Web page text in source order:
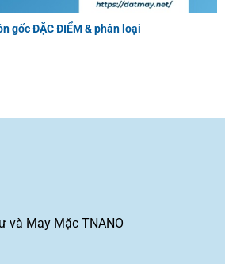
gốc ĐẶC ĐIỂM & phân loại
và May Mặc TNANO